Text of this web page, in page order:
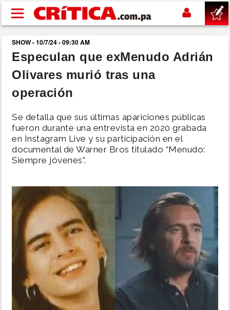
Pasar al contenido principal
buscar
SUCESOS
POLÍTICA
SHOW
DEPORTES
MUNDO
INSÓLITAS
MULTIMEDIA
SHOW - 10/7/24 - 09:30 AM
Especulan que exMenudo Adrián
Olivares murió tras una
operación
Se detalla que sus últimas apariciones públicas
fueron durante una entrevista en 2020 grabada
en Instagram Live y su participación en el
documental de Warner Bros titulado “Menudo:
Siempre jóvenes”.